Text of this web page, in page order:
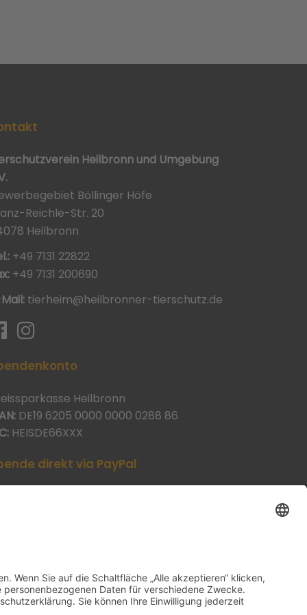
Heilbronn und Umgebung
Böllinger Höfe
Reichle-Str. 20
Heilbronn
+49 7131 22822
+49 7131 200690
tierheim@heilbronner-tierschutz.de
Heilbronn
DE19 6205 0000 0000 0288 86
HEISDE66XXX
direkt via PayPal